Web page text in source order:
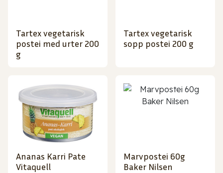
Tartex vegetarisk
postei med urter 200
g
Tartex vegetarisk
sopp postei 200 g
Ananas Karri Pate
Vitaquell
Marvpostei 60g
Baker Nilsen